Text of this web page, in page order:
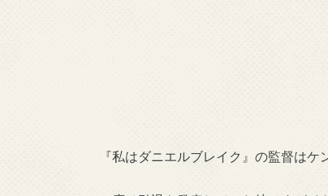
『私はダニエルブレイク』の監督はケ